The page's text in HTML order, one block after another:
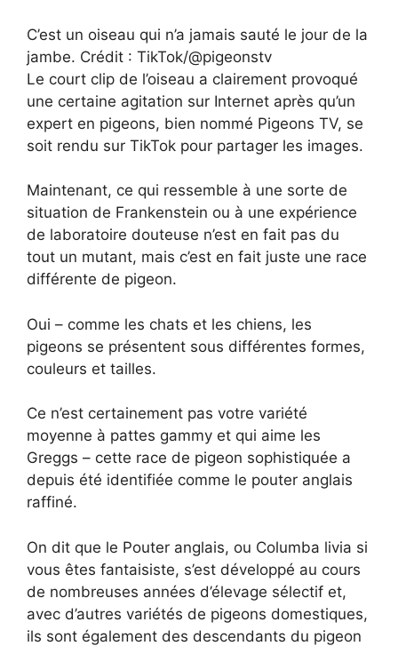
C’est un oiseau qui n’a jamais sauté le jour de la
jambe. Crédit : TikTok/@pigeonstv
Le court clip de l’oiseau a clairement provoqué
une certaine agitation sur Internet après qu’un
expert en pigeons, bien nommé Pigeons TV, se
soit rendu sur TikTok pour partager les images.
Maintenant, ce qui ressemble à une sorte de
situation de Frankenstein ou à une expérience
de laboratoire douteuse n’est en fait pas du
tout un mutant, mais c’est en fait juste une race
différente de pigeon.
Oui – comme les chats et les chiens, les
pigeons se présentent sous différentes formes,
couleurs et tailles.
Ce n’est certainement pas votre variété
moyenne à pattes gammy et qui aime les
Greggs – cette race de pigeon sophistiquée a
depuis été identifiée comme le pouter anglais
raffiné.
On dit que le Pouter anglais, ou Columba livia si
vous êtes fantaisiste, s’est développé au cours
de nombreuses années d’élevage sélectif et,
avec d’autres variétés de pigeons domestiques,
ils sont également des descendants du pigeon